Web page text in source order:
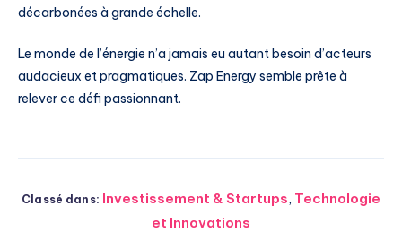
décarbonées à grande échelle.
Le monde de l’énergie n’a jamais eu autant besoin d’acteurs
audacieux et pragmatiques. Zap Energy semble prête à
relever ce défi passionnant.
Classé dans: Investissement & Startups, Technologie
et Innovations